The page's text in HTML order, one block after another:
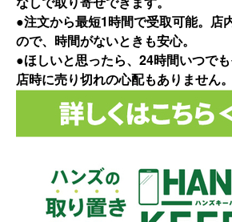
●注文から最短1時間で受取可能。店
ので、時間がないときも安心。
●ほしいと思ったら、24時間いつで
店時に売り切れの心配もありません。